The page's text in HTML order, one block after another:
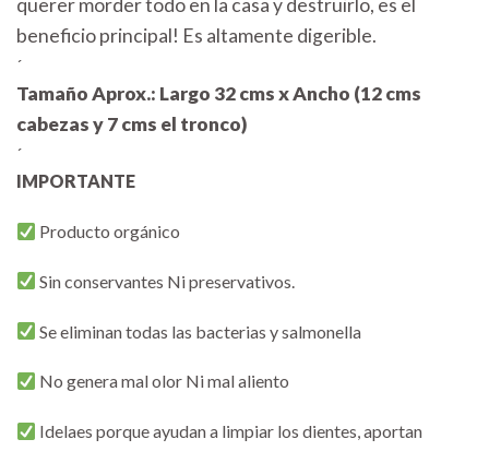
querer morder todo en la casa y destruirlo, es el
beneficio principal! Es altamente digerible.
´
Tamaño Aprox.: Largo 32 cms x Ancho (12 cms
cabezas y 7 cms el tronco)
´
IMPORTANTE
Producto orgánico
Sin conservantes Ni preservativos.
Se eliminan todas las bacterias y salmonella
No genera mal olor Ni mal aliento
Idelaes porque ayudan a limpiar los dientes, aportan